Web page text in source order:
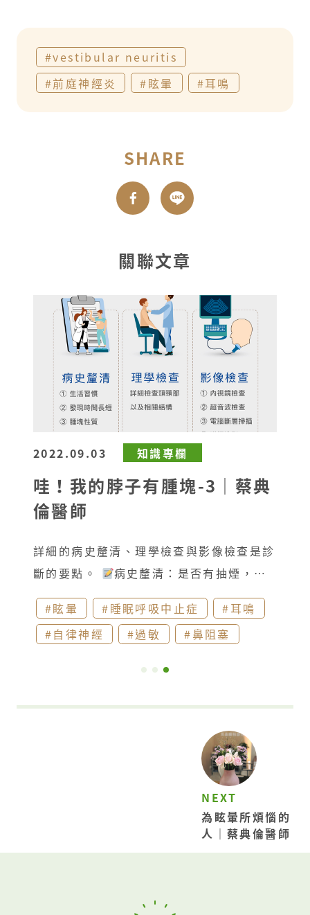
#vestibular neuritis
#前庭神經炎
#眩暈 #耳鳴
SHARE
關聯文章
2022.09.03 知識專欄
哇！我的脖子有腫塊-3｜蔡典
倫醫師
詳細的病史釐清、理學檢查與影像檢查是診
斷的要點。
病史釐清：是否有抽煙，喝
酒，嚼食檳榔的習慣，發現時間的長短，腫
塊的體積，質地，數量、疼痛與否等做綜合
評估。​
理學檢查：詳細檢查頭頸部以及
查：​ 透過硬式或軟式內視鏡，可以深入鼻
腔、口腔、咽喉部，經由高解析及放大倍率
輔助，成像在螢幕上，如此可以清楚的看到
可能病灶，以利進一步的診斷、處置。​
超音波檢查：​ 透過無放射性、非侵入式且
釐米層級的影像解析，並輔以量測血流，可
即時檢測頸部腫瘤。經由體積(短徑、長徑
血流分布(異常增生與否)、相關結構位置，
#眩暈 #睡眠呼吸中止症
#耳鳴
#自律神經
#過敏 #鼻阻塞
NEXT
為眩暈所煩惱的
人｜蔡典倫醫師